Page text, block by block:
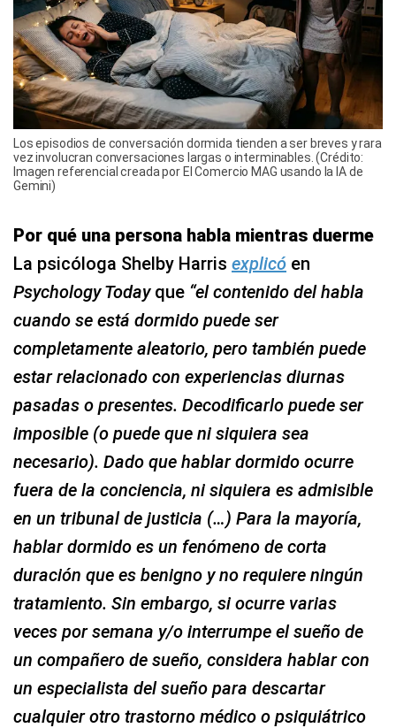
Los episodios de conversación dormida tienden a ser breves y rara
vez involucran conversaciones largas o interminables. (Crédito:
Imagen referencial creada por El Comercio MAG usando la IA de
Gemini)
Por qué una persona habla mientras duerme
La psicóloga Shelby Harris explicó en
Psychology Todayque “el contenido del habla
cuando se está dormido puede ser
completamente aleatorio, pero también puede
estar relacionado con experiencias diurnas
pasadas o presentes. Decodificarlo puede ser
imposible (o puede que ni siquiera sea
necesario). Dado que hablar dormido ocurre
fuera de la conciencia, ni siquiera es admisible
en un tribunal de justicia (…) Para la mayoría,
hablar dormido es un fenómeno de corta
duración que es benigno y no requiere ningún
tratamiento. Sin embargo, si ocurre varias
veces por semana y/o interrumpe el sueño de
un compañero de sueño, considera hablar con
un especialista del sueño para descartar
cualquier otro trastorno médico o psiquiátrico